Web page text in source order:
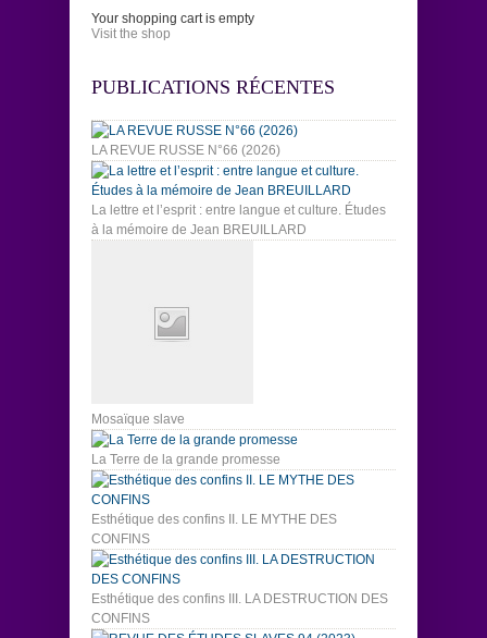
Your shopping cart is empty
Visit the shop
PUBLICATIONS RÉCENTES
LA REVUE RUSSE N°66 (2026)
La lettre et l’esprit : entre langue et culture. Études
à la mémoire de Jean BREUILLARD
Mosaïque slave
La Terre de la grande promesse
Esthétique des confins II. LE MYTHE DES
CONFINS
Esthétique des confins III. LA DESTRUCTION DES
CONFINS